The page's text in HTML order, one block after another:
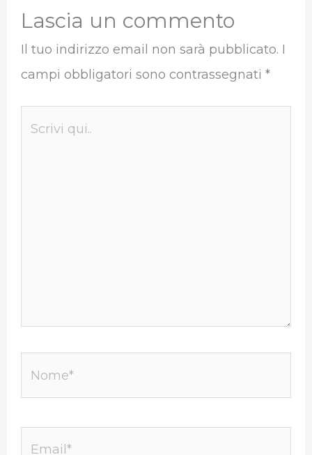
Lascia un commento
Il tuo indirizzo email non sarà pubblicato. I
campi obbligatori sono contrassegnati *